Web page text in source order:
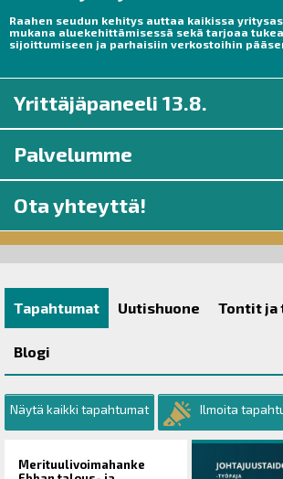
Raahen seudun kehitys auttaa kaikissa
mukana aluekehittämisessä sekä tarjoaa
sijoittumiseen ja parhaisiin verkostoihin
Yrittäjäpaneeli 13.8.
Palvelumme
Ota yhteyttä!
Tapahtumat Uutishuone Tontit
Blogi
Näytä kaikki tapahtumat Ilmoita
Merituulivoimahanke